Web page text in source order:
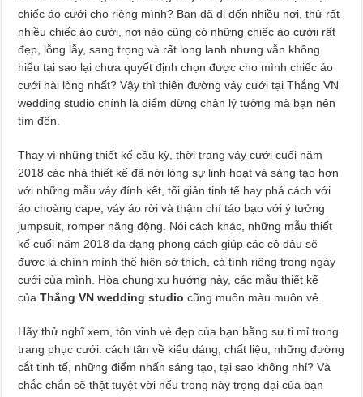
chiếc áo cưới cho riêng mình? Bạn đã đi đến nhiều nơi, thử rất
nhiều chiếc áo cưới, nơi nào cũng có những chiếc áo cướii rất
đẹp, lỗng lẫy, sang trọng và rất long lanh nhưng vẫn không
hiểu tại sao lại chưa quyết định chọn được cho mình chiếc áo
cưới hài lòng nhất? Vậy thì thiên đường váy cưới tại Thắng VN
wedding studio chính là điểm dừng chân lý tưởng mà bạn nên
tìm đến.
Thay vì những thiết kế cầu kỳ, thời trang váy cưới cuối năm
2018 các nhà thiết kế đã nới lỏng sự linh hoạt và sáng tạo hơn
với những mẫu váy đính kết, tối giản tinh tế hay phá cách với
áo choàng cape, váy áo rời và thậm chí táo bạo với ý tưởng
jumpsuit, romper năng động. Nói cách khác, những mẫu thiết
kế cuối năm 2018 đa dạng phong cách giúp các cô dâu sẽ
được là chính mình thể hiện sở thích, cá tính riêng trong ngày
cưới của mình. Hòa chung xu hướng này, các mẫu thiết kế
củaThắng VN wedding studiocũng muôn màu muôn vẻ.
Hãy thử nghĩ xem, tôn vinh vẻ đẹp của bạn bằng sự tỉ mỉ trong
trang phục cưới: cách tân về kiểu dáng, chất liệu, những đường
cắt tinh tế, những điểm nhấn sáng tạo, tại sao không nhỉ? Và
chắc chắn sẽ thật tuyệt vời nếu trong này trọng đại của bạn